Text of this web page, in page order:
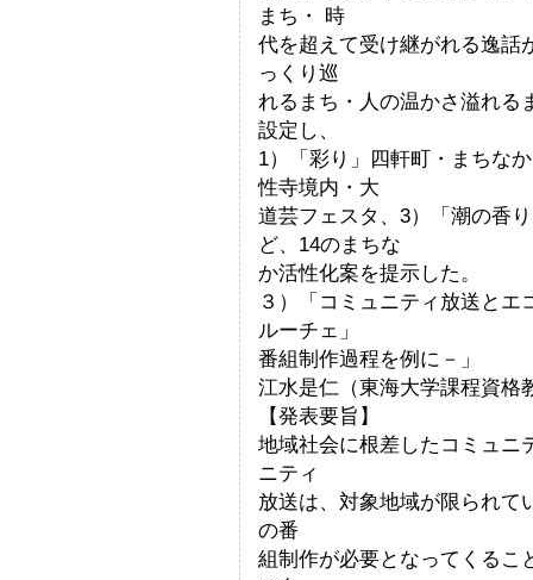
まち・ 時
代を超えて受け継がれる逸話
っくり巡
れるまち・人の温かさ溢れる
設定し、
1）「彩り」四軒町・まちな
性寺境内・大
道芸フェスタ、3）「潮の香
ど、14のまちな
か活性化案を提示した。
３）「コミュニティ放送と
ルーチェ」
番組制作過程を例に－」
江水是仁（東海大学課程資格
【発表要旨】
地域社会に根差したコミュニ
ニティ
放送は、対象地域が限られて
の番
組制作が必要となってくるこ